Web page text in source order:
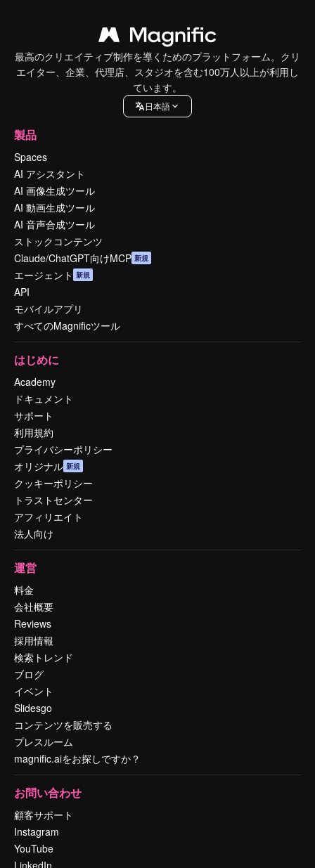
最高のクリエイティブ制作を導くためのプラットフォーム。クリ
エイター、企業、代理店、スタジオを含む100万人以上が利用し
ています。
日本語
製品
Spaces
AI アシスタント
AI 画像生成ツール
AI 動画生成ツール
AI 音声合成ツール
ストックコンテンツ
Claude/ChatGPT向けMCP 新規
エージェント 新規
API
モバイルアプリ
すべてのMagnificツール
はじめに
Academy
ドキュメント
サポート
利用規約
プライバシーポリシー
オリジナル 新規
クッキーポリシー
トラストセンター
アフィリエイト
法人向け
運営
料金
会社概要
Reviews
採用情報
検索トレンド
ブログ
イベント
Slidesgo
コンテンツを販売する
プレスルーム
magnific.aiをお探しですか？
お問い合わせ
顧客サポート
Instagram
YouTube
LinkedIn